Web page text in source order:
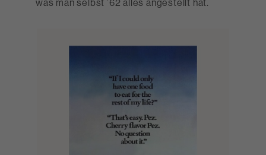
was man selbst ’62 alles angestellt hat.